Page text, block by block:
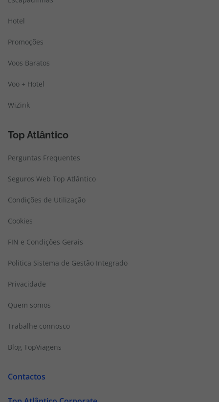
Hotel
Promoções
Voos Baratos
Voo + Hotel
WiZink
Top Atlântico
Perguntas Frequentes
Seguros Web Top Atlântico
Condições de Utilização
Cookies
FIN e Condições Gerais
Politica Sistema de Gestão Integrado
Privacidade
Quem somos
Trabalhe connosco
Blog TopViagens
Contactos